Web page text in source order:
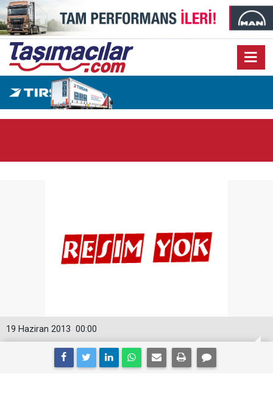
00:00
19 Haziran 2013